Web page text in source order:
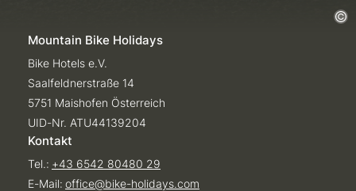
Mountain Bike Holidays
Bike Hotels e.V.
Saalfeldnerstraße 14
5751 Maishofen Österreich
UID-Nr. ATU44139204
Kontakt
Tel.: +43 6542 80480 29
E-Mail: office@bike-holidays.com